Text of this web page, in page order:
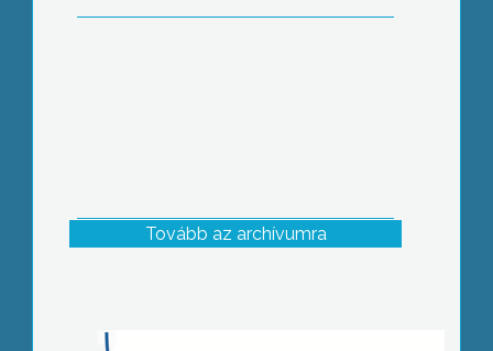
Tovább az archívumra